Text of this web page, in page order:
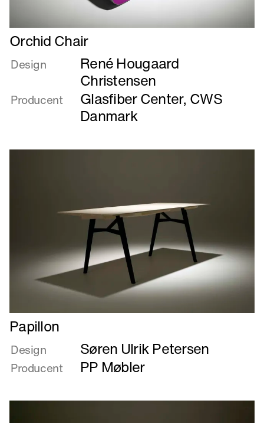
Læs
mere
om
Orchid Chair
Design
René Hougaard
Christensen
Producent
Glasfiber Center, CWS
Danmark
Læs
mere
om
Papillon
Papillon
Design Søren Ulrik Petersen
Producent PP Møbler